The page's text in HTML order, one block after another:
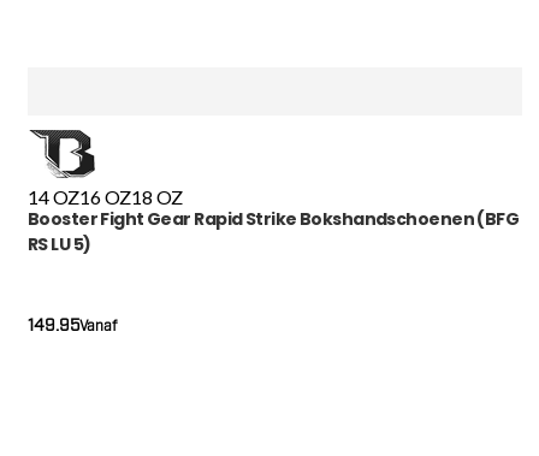
14 OZ16 OZ18 OZ
Booster Fight Gear Rapid Strike Bokshandschoenen (BFG
RS LU 5)
Vanaf
149.95